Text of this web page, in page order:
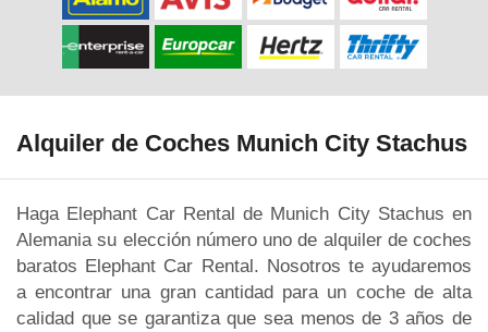
Alquiler de Coches Munich City Stachus
Haga Elephant Car Rental de Munich City Stachus en
Alemania su elección número uno de alquiler de coches
baratos Elephant Car Rental. Nosotros te ayudaremos
a encontrar una gran cantidad para un coche de alta
calidad que se garantiza que sea menos de 3 años de